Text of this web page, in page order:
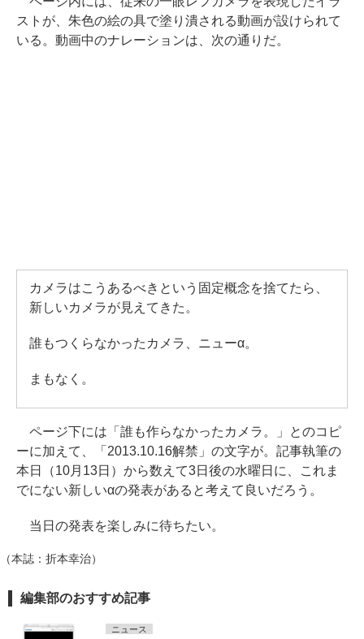
ストが、朱色の絵の具で塗り潰される動画が設けられて
いる。動画中のナレーションは、次の通りだ。
カメラはこうあるべきという固定概念を捨てたら、
新しいカメラが見えてきた。
誰もつくらなかったカメラ、ニューα。
まもなく。
ページ下には「誰も作らなかったカメラ。」とのコピ
ーに加えて、「2013.10.16解禁」の文字が。記事執筆の
本日（10月13日）から数えて3日後の水曜日に、これま
でにない新しいαの発表があると考えて良いだろう。
当日の発表を楽しみに待ちたい。
（本誌：折本幸治）
編集部のおすすめ記事
ニュース